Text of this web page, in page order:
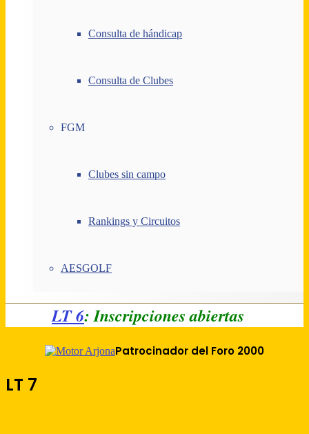
Consulta de hándicap
Consulta de Clubes
FGM
Clubes sin campo
Rankings y Circuitos
AESGOLF
LT 6: Inscripciones abiertas
Patrocinador del Foro 2000
LT 7